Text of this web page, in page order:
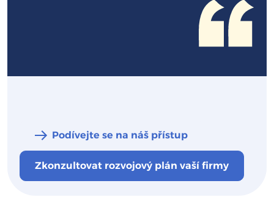
Podívejte se na náš přístup
Zkonzultovat rozvojový plán vaší firmy